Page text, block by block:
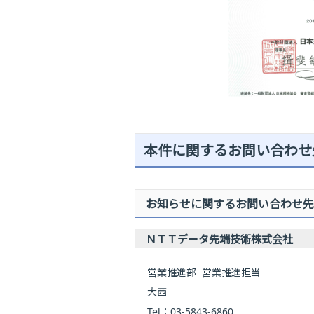
本件に関するお問い合わ
お知らせに関するお問い合わせ先
ＮＴＴデータ先端技術株式会社
営業推進部 営業推進担当
大西